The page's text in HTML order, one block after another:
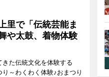
里で「伝統芸能ま
や太鼓、着物体験
た伝統文化を体験する
り～わくわく体験♪おまつり